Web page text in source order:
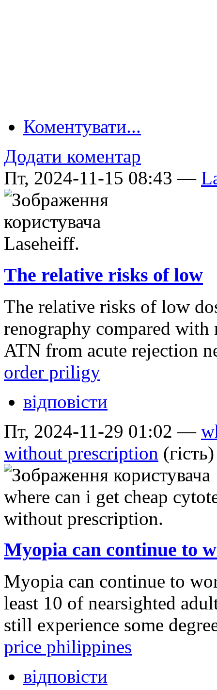
Коментувати...
Додати коментар
Пт, 2024-11-15 08:43 —
The relative risks of low
The relative risks of low
renography compared
ATN from acute rejection
order priligy
відповісти
Пт, 2024-11-29 01:02 —
without prescription (гість)
Myopia can continue to
Myopia can continue to
least 10 of nearsighted
still experience some
price philippines
відповісти